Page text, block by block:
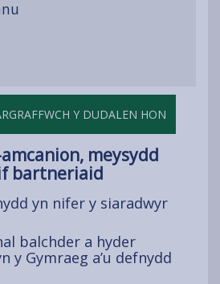
Y DUDALEN HON
meysydd
bartneriaid
yn nifer y siaradwyr
balchder a hyder
y Gymraeg a’u defnydd